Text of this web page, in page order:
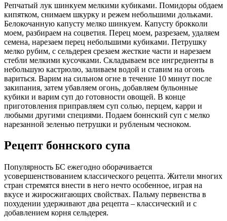
Репчатый лук шинкуем мелкими кубиками. Помидоры обдаем
кипятком, снимаем шкурку и режем небольшими дольками.
Белокочанную капусту мелко шинкуем. Капусту брокколи
моем, разбираем на соцветия. Перец моем, разрезаем, удаляем
семена, нарезаем перец небольшими кубиками. Петрушку
мелко рубим, с сельдерея срезаем жесткие части и нарезаем
стебли мелкими кусочками. Складываем все ингредиенты в
небольшую кастрюлю, заливаем водой и ставим на огонь
вариться. Варим на сильном огне в течение 10 минут после
закипания, затем убавляем огонь, добавляем бульонные
кубики и варим суп до готовности овощей. В конце
приготовления приправляем суп солью, перцем, карри и
любыми другими специями. Подаем боннский суп с мелко
нарезанной зеленью петрушки и рубленым чесноком.
Рецепт боннского супа
Популярность БС ежегодно оборачивается
усовершенствованием классического рецепта. Жители многих
стран стремятся внести в него нечто особенное, играя на
вкусе и жиросжигающих свойствах. Пальму первенства в
похудении удерживают два рецепта – классический и с
добавлением корня сельдерея.